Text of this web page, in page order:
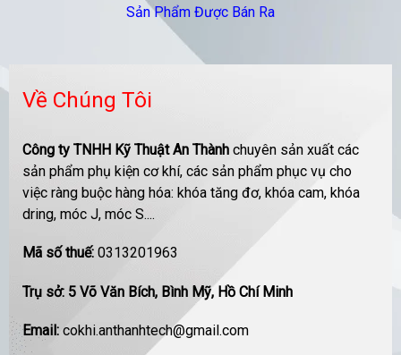
Sản Phẩm Được Bán Ra
Về Chúng Tôi
Công ty TNHH Kỹ Thuật An Thành chuyên sản xuất các
sản phẩm phụ kiện cơ khí, các sản phẩm phục vụ cho
việc ràng buộc hàng hóa: khóa tăng đơ, khóa cam, khóa
dring, móc J, móc S....
Mã số thuế: 0313201963
Trụ sở: 5 Võ Văn Bích, Bình Mỹ, Hồ Chí Minh
Email: cokhi.anthanhtech@gmail.com